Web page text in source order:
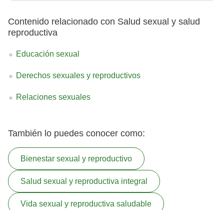
Contenido relacionado con Salud sexual y salud
reproductiva
Educación sexual
Derechos sexuales y reproductivos
Relaciones sexuales
También lo puedes conocer como:
Bienestar sexual y reproductivo
Salud sexual y reproductiva integral
Vida sexual y reproductiva saludable